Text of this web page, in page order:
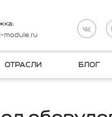
module.ru
ОТРАСЛИ БЛОГ